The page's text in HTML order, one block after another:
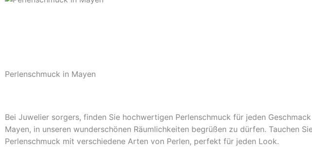
Perlenschmuck in Mayen
Bei Juwelier sorgers, finden Sie hochwertigen Perlenschmuck für jeden
Mayen, in unseren wunderschönen Räumlichkeiten begrüßen zu dürfen. Tauchen
Perlenschmuck mit verschiedene Arten von Perlen, perfekt für jeden Look.